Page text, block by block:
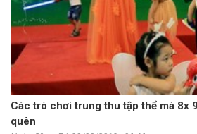
Các trò chơi trung thu tập thể mà 8x
quên